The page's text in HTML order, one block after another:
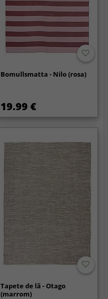
Bomullsmatta - Nilo (rosa)
19.99 €
Tapete de lã - Otago
(marrom)